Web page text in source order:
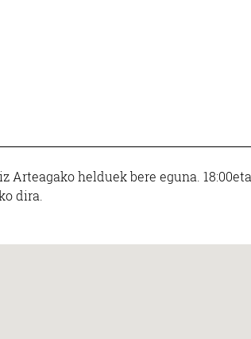
Arteagako helduek bere eguna.
dira.